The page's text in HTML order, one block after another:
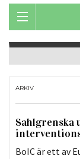
ARKIV
Sahlgrenska
BoIC är ett av